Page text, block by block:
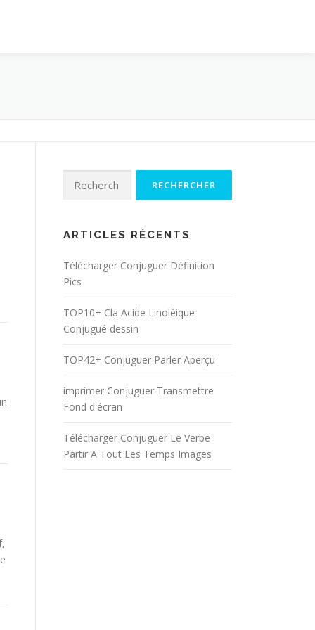
Rechercher :
ARTICLES RÉCENTS
Télécharger Conjuguer Définition
Pics
TOP10+ Cla Acide Linoléique
Conjugué dessin
TOP42+ Conjuguer Parler Aperçu
imprimer Conjuguer Transmettre
Fond d'écran
Télécharger Conjuguer Le Verbe
Partir A Tout Les Temps Images